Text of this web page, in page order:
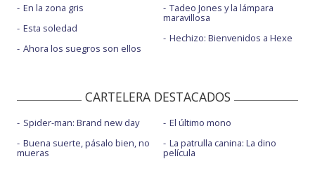
En la zona gris
Esta soledad
Ahora los suegros son ellos
Tadeo Jones y la lámpara
maravillosa
Hechizo: Bienvenidos a Hexe
CARTELERA DESTACADOS
Spider-man: Brand new day
Buena suerte, pásalo bien, no
mueras
El último mono
La patrulla canina: La dino
película